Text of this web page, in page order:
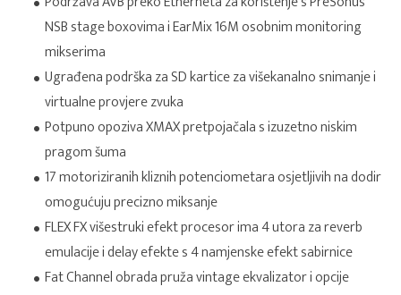
NSB stage boxovima i EarMix 16M osobnim monitoring
mikserima
Ugrađena podrška za SD kartice za višekanalno snimanje i
virtualne provjere zvuka
Potpuno opoziva XMAX pretpojačala s izuzetno niskim
pragom šuma
17 motoriziranih kliznih potenciometara osjetljivih na dodir
omogućuju precizno miksanje
FLEX FX višestruki efekt procesor ima 4 utora za reverb
emulacije i delay efekte s 4 namjenske efekt sabirnice
Fat Channel obrada pruža vintage ekvalizator i opcije